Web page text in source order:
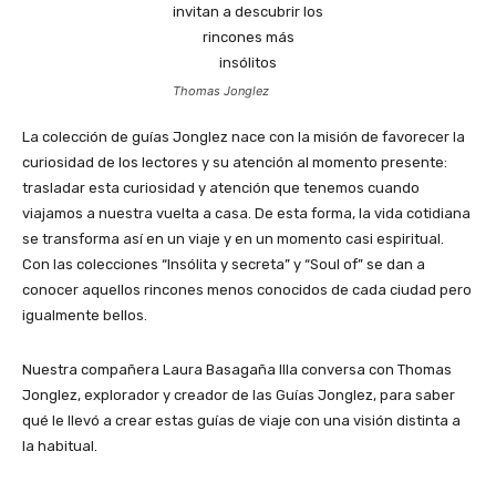
Thomas Jonglez
La colección de guías Jonglez nace con la misión de favorecer la
curiosidad de los lectores y su atención al momento presente:
trasladar esta curiosidad y atención que tenemos cuando
viajamos a nuestra vuelta a casa. De esta forma, la vida cotidiana
se transforma así en un viaje y en un momento casi espiritual.
Con las colecciones “Insólita y secreta” y “Soul of” se dan a
conocer aquellos rincones menos conocidos de cada ciudad pero
igualmente bellos.
Nuestra compañera Laura Basagaña Illa conversa con Thomas
Jonglez, explorador y creador de las Guías Jonglez, para saber
qué le llevó a crear estas guías de viaje con una visión distinta a
la habitual.